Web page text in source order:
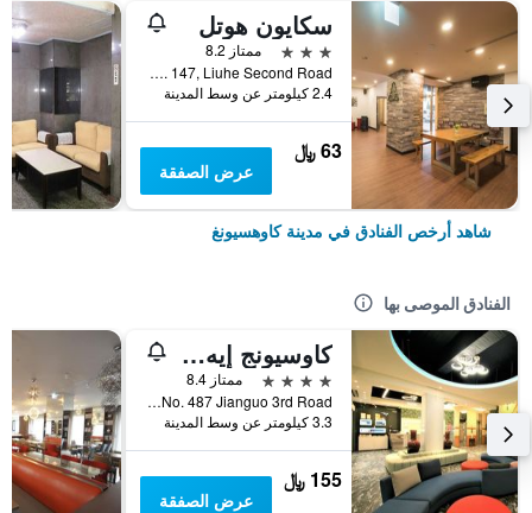
سكايون هوتل
3 نجوم
ممتاز 8.2
No. 147, Liuhe Second Road, مدينة كاوهسيونغ, تايوان
2.4 كيلومتر عن وسط المدينة
63 ﷼
عرض الصفقة
شاهد أرخص الفنادق في مدينة كاوهسيونغ
الفنادق الموصى بها
كاوسيونج إيه هوتل
4 نجوم
ممتاز 8.4
No. 487 Jianguo 3rd Road, مدينة كاوهسيونغ, تايوان
3.3 كيلومتر عن وسط المدينة
155 ﷼
عرض الصفقة